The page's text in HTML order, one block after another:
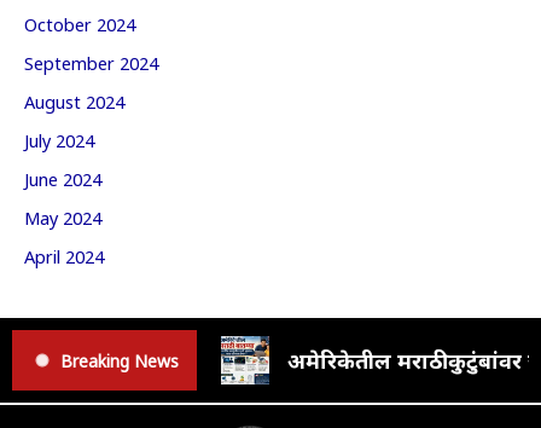
October 2024
September 2024
August 2024
July 2024
June 2024
May 2024
April 2024
Breaking News अमेरिकेतील मराठी कुटुंबांवर